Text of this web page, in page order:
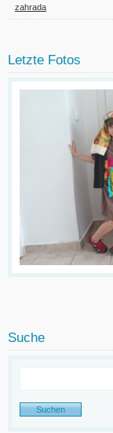
zahrada
Letzte Fotos
Suche